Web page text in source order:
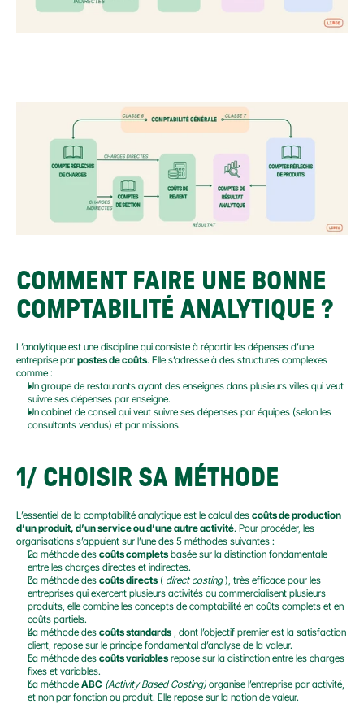
COMMENT FAIRE UNE BONNE
COMPTABILITÉ ANALYTIQUE ?
L’analytique est une discipline qui consiste à répartir les dépenses d’une
entreprise par postes de coûts. Elle s’adresse à des structures complexes
comme :
Un groupe de restaurants ayant des enseignes dans plusieurs villes qui veut
suivre ses dépenses par enseigne.
Un cabinet de conseil qui veut suivre ses dépenses par équipes (selon les
consultants vendus) et par missions.
1/ CHOISIR SA MÉTHODE
L’essentiel de la comptabilité analytique est le calcul des coûts de production
d’un produit, d’un service ou d’une autre activité. Pour procéder, les
organisations s’appuient sur l’une des 5 méthodes suivantes :
La méthode des coûts complets basée sur la distinction fondamentale
entre les charges directes et indirectes.
La méthode des coûts directs ( direct costing ), très efficace pour les
entreprises qui exercent plusieurs activités ou commercialisent plusieurs
produits, elle combine les concepts de comptabilité en coûts complets et en
coûts partiels.
La méthode des coûts standards , dont l’objectif premier est la satisfaction
client, repose sur le principe fondamental d’analyse de la valeur.
La méthode des coûts variables repose sur la distinction entre les charges
fixes et variables.
La méthode ABC (Activity Based Costing) organise l’entreprise par activité,
et non par fonction ou produit. Elle repose sur la notion de valeur.